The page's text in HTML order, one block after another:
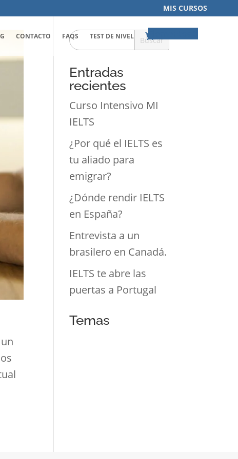
MIS CURSOS
CONTACTO FAQS TEST DE NIVEL Elementos 0
Buscar
Entradas
recientes
Curso Intensivo MI
IELTS
¿Por qué el IELTS es
tu aliado para
emigrar?
¿Dónde rendir IELTS
en España?
Entrevista a un
brasilero en Canadá.
IELTS te abre las
puertas a Portugal
Temas